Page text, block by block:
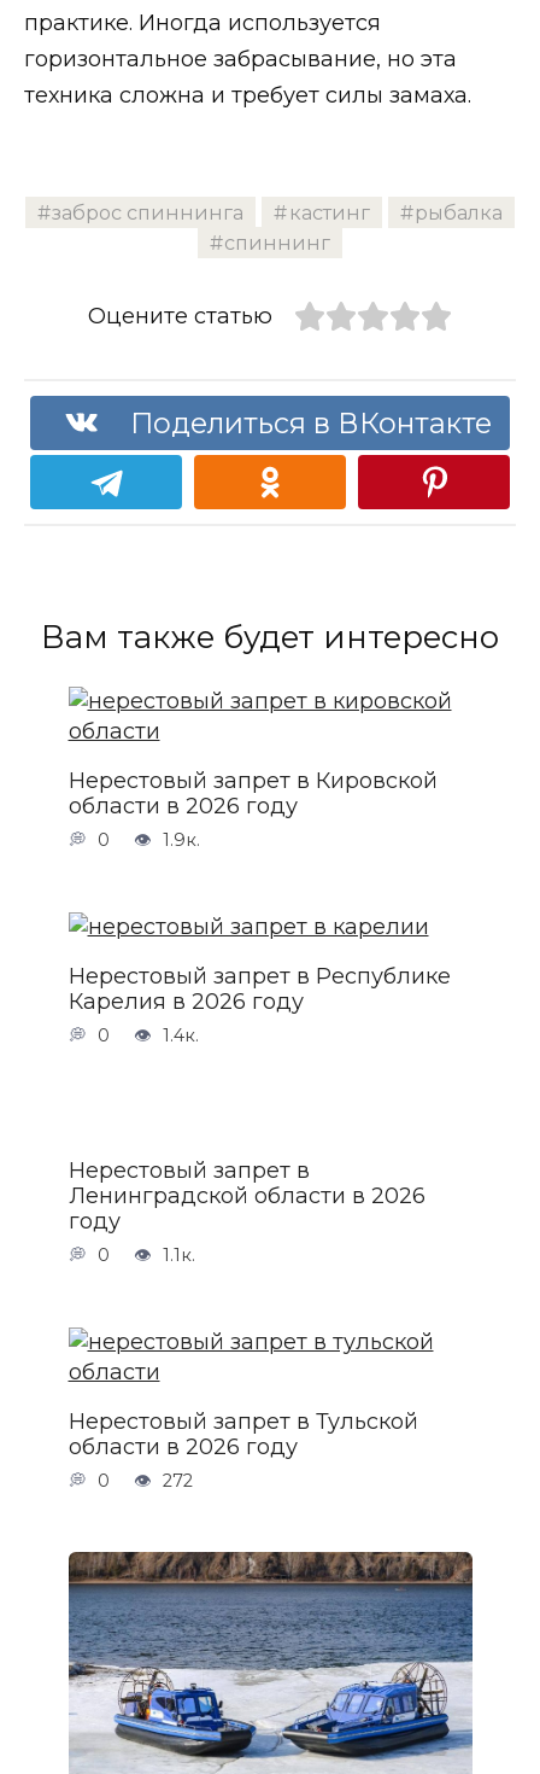
практике. Иногда используется
горизонтальное забрасывание, но эта
техника сложна и требует силы замаха.
заброс спиннинга кастинг
рыбалка
спиннинг
Оцените статью
Поделиться в ВКонтакте
Вам также будет интересно
Нерестовый запрет в Кировской
области в 2026 году
0 1.9к.
Нерестовый запрет в Республике
Карелия в 2026 году
0 1.4к.
Нерестовый запрет в
Ленинградской области в 2026
году
0 1.1к.
Нерестовый запрет в Тульской
области в 2026 году
0 272